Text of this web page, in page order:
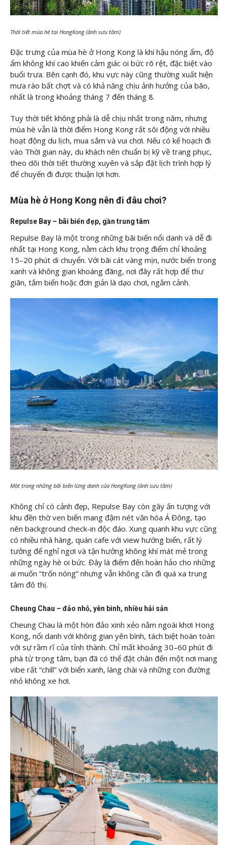
Thời tiết mùa hè tại HongKong (ảnh sưu tầm)
Đặc trưng của mùa hè ở Hong Kong là khí hậu nóng ẩm, độ
ẩm không khí cao khiến cảm giác oi bức rõ rệt, đặc biệt vào
buổi trưa. Bên cạnh đó, khu vực này cũng thường xuất hiện
mưa rào bất chợt và có khả năng chịu ảnh hưởng của bão,
nhất là trong khoảng tháng 7 đến tháng 8.
Tuy thời tiết không phải là dễ chịu nhất trong năm, nhưng
mùa hè vẫn là thời điểm Hong Kong rất sôi động với nhiều
hoạt động du lịch, mua sắm và vui chơi. Nếu có kế hoạch đi
vào Thời gian này, du khách nên chuẩn bị kỹ về trang phục,
theo dõi thời tiết thường xuyên và sắp đặt lịch trình hợp lý
để chuyến đi được thuận lợi hơn.
Mùa hè ở Hong Kong nên đi đâu chơi?
Repulse Bay – bãi biển đẹp, gần trung tâm
Repulse Bay là một trong những bãi biển nổi danh và dễ đi
nhất tại Hong Kong, nằm cách khu trọng điểm chỉ khoảng
15–20 phút di chuyển. Với bãi cát vàng mịn, nước biển trong
xanh và không gian khoáng đãng, nơi đây rất hợp để thư
giãn, tắm biển hoặc đơn giản là dạo chơi, ngắm cảnh.
Một trong những bãi biển lừng danh của HongKong (ảnh sưu tầm)
Không chỉ có cảnh đẹp, Repulse Bay còn gây ấn tượng với
khu đền thờ ven biển mang đậm nét văn hóa Á Đông, tạo
nên background check-in độc đáo. Xung quanh khu vực cũng
có nhiều nhà hàng, quán cafe với view hướng biển, rất lý
tưởng để nghỉ ngơi và tận hưởng không khí mát mẻ trong
những ngày hè oi bức. Đây là điểm đến hoàn hảo cho những
ai muốn “trốn nóng” nhưng vẫn không cần đi quá xa trung
tâm đô thị.
Cheung Chau – đảo nhỏ, yên bình, nhiều hải sản
Cheung Chau là một hòn đảo xinh xẻo nằm ngoài khơi Hong
Kong, nổi danh với không gian yên bình, tách biệt hoàn toàn
với sự rầm rĩ của tỉnh thành. Chỉ mất khoảng 30–60 phút đi
phà từ trọng tâm, bạn đã có thể đặt chân đến một nơi mang
vibe rất “chill” với biển xanh, làng chài và những con đường
nhỏ không xe hơi.